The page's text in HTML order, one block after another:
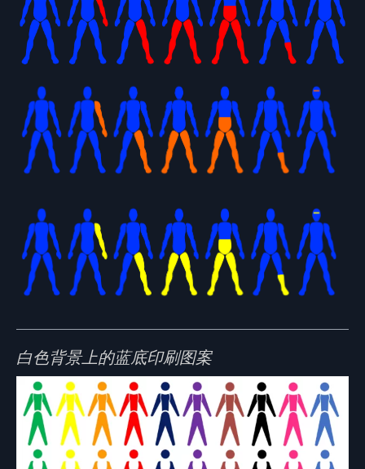
白色背景上的蓝底印刷图案